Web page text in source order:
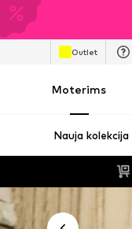
Outlet
Moterims
Nauja kolekcija